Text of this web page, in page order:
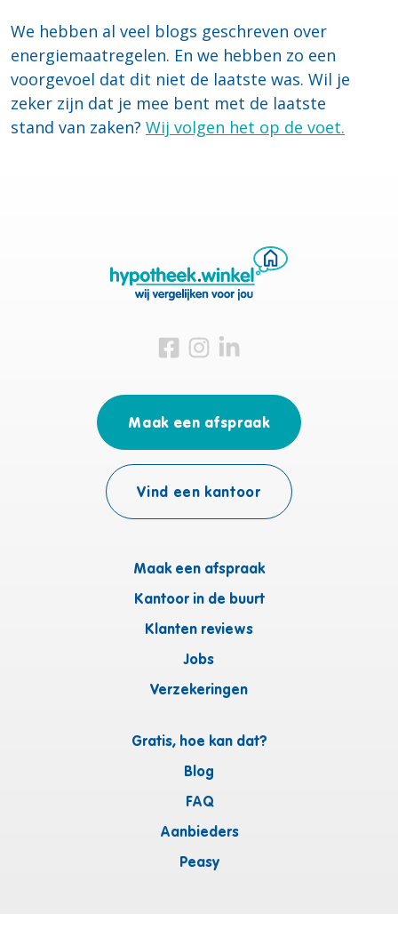
We hebben al veel blogs geschreven over
energiemaatregelen. En we hebben zo een
voorgevoel dat dit niet de laatste was. Wil je
zeker zijn dat je mee bent met de laatste
stand van zaken? Wij volgen het op de voet.
Bezoek ons op Facebook
Bezoek ons op Instagram
Bezoek ons op Linkedin
Maak een afspraak
Kantoor in de buurt
Klanten reviews
Jobs
Verzekeringen
Gratis, hoe kan dat?
Blog
FAQ
Aanbieders
Peasy
Maak een afspraak
Vind een kantoor